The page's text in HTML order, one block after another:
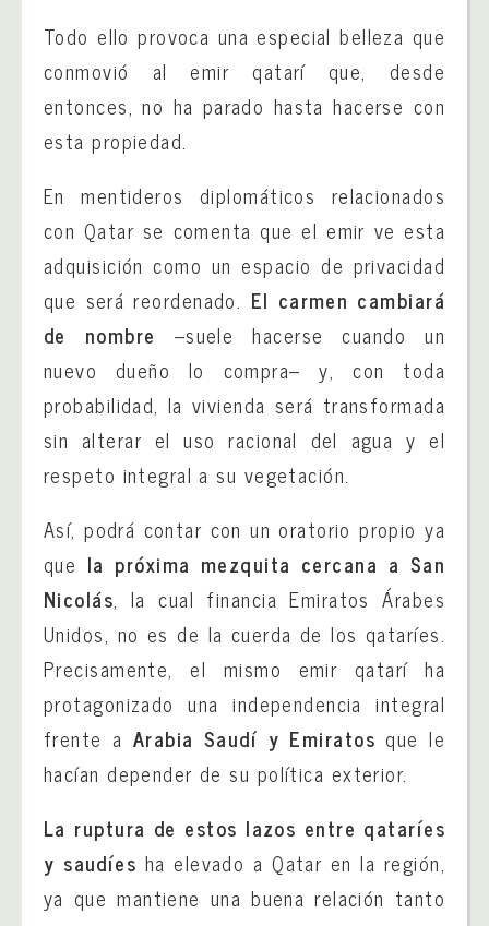
Todo ello provoca una especial belleza que
conmovió al emir qatarí que, desde
entonces, no ha parado hasta hacerse con
esta propiedad.
En mentideros diplomáticos relacionados
con Qatar se comenta que el emir ve esta
adquisición como un espacio de privacidad
que será reordenado. El carmen cambiará
de nombre –suele hacerse cuando un
nuevo dueño lo compra– y, con toda
probabilidad, la vivienda será transformada
sin alterar el uso racional del agua y el
respeto integral a su vegetación.
Así, podrá contar con un oratorio propio ya
que la próxima mezquita cercana a San
Nicolás, la cual financia Emiratos Árabes
Unidos, no es de la cuerda de los qataríes.
Precisamente, el mismo emir qatarí ha
protagonizado una independencia integral
frente a Arabia Saudí y Emiratos que le
hacían depender de su política exterior.
La ruptura de estos lazos entre qataríes
y saudíes ha elevado a Qatar en la región,
ya que mantiene una buena relación tanto